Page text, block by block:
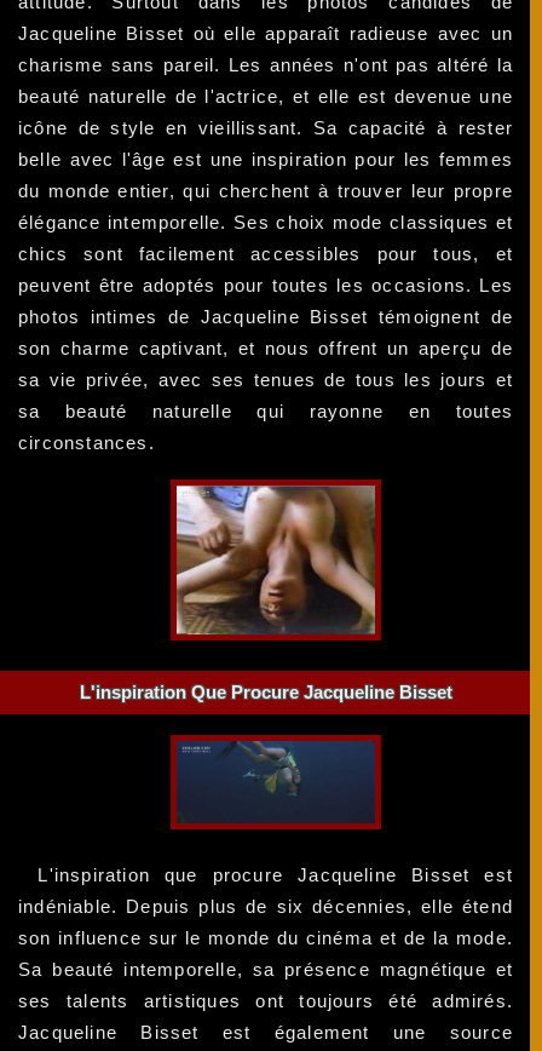
Jacqueline Bisset où elle apparaît radieuse avec un
charisme sans pareil. Les années n'ont pas altéré la
beauté naturelle de l'actrice, et elle est devenue une
icône de style en vieillissant. Sa capacité à rester
belle avec l'âge est une inspiration pour les femmes
du monde entier, qui cherchent à trouver leur propre
élégance intemporelle. Ses choix mode classiques et
chics sont facilement accessibles pour tous, et
peuvent être adoptés pour toutes les occasions. Les
photos intimes de Jacqueline Bisset témoignent de
son charme captivant, et nous offrent un aperçu de
sa vie privée, avec ses tenues de tous les jours et
sa beauté naturelle qui rayonne en toutes
circonstances.
L'inspiration Que Procure Jacqueline Bisset
L'inspiration que procure Jacqueline Bisset est
indéniable. Depuis plus de six décennies, elle étend
son influence sur le monde du cinéma et de la mode.
Sa beauté intemporelle, sa présence magnétique et
ses talents artistiques ont toujours été admirés.
Jacqueline Bisset est également une source